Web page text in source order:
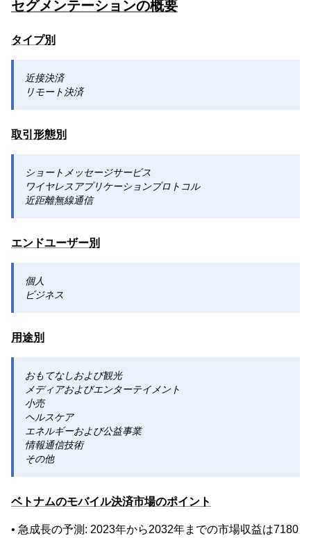
セグメンテーションの概要
タイプ別
近接決済
リモート決済
取引形態別
ショートメッセージサービス
ワイヤレスアプリケーションプロトコル
近距離無線通信
エンドユーザー別
個人
ビジネス
用途別
おもてなしおよび観光
メディアおよびエンターテイメント
小売
ヘルスケア
エネルギーおよび公益事業
情報通信技術
その他
ベトナムのモバイル決済市場のポイント
• 急成長の予測: 2023年から2032年までの市場収益は7180